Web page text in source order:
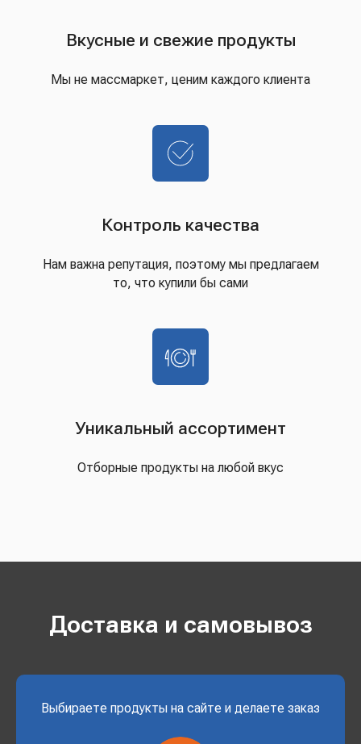
Вкусные и свежие продукты
Мы не массмаркет, ценим каждого клиента
Контроль качества
Нам важна репутация, поэтому мы предлагаем
то, что купили бы сами
Уникальный ассортимент
Отборные продукты на любой вкус
Доставка и самовывоз
Выбираете продукты на сайте и делаете заказ